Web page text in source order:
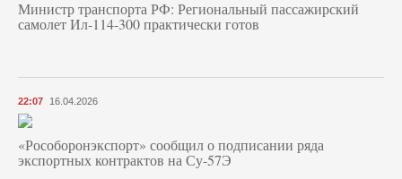
Министр транспорта РФ: Региональный пассажирский
самолет Ил-114-300 практически готов
22:07 16.04.2026
«Рособоронэкспорт» сообщил о подписании ряда
экспортных контрактов на Су-57Э